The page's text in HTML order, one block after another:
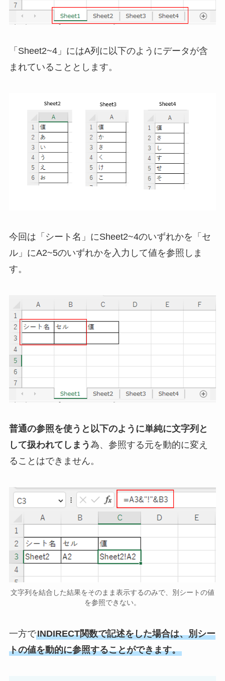
「Sheet2~4」にはA列に以下のようにデータが含
まれていることとします。
今回は「シート名」にSheet2~4のいずれかを「セ
ル」にA2~5のいずれかを入力して値を参照しま
す。
普通の参照を使うと以下のように単純に文字列と
して扱われてしまう 為、参照する元を動的に変え
ることはできません。
文字列を結合した結果をそのまま表示するのみで、別シートの値
を参照できない。
一方でINDIRECT関数で記述をした場合は、別シー
トの値を動的に参照することができます。